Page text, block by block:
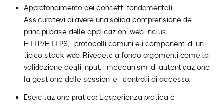
Approfondimento dei concetti fondamentali:
Assicuratevi di avere una solida comprensione dei
principi base delle applicazioni web, inclusi
HTTP/HTTPS, i protocolli comuni e i componenti di un
tipico stack web. Rivedete a fondo argomenti come la
validazione degli input, i meccanismi di autenticazione,
la gestione delle sessioni e i controlli di accesso.
Esercitazione pratica: L'esperienza pratica è